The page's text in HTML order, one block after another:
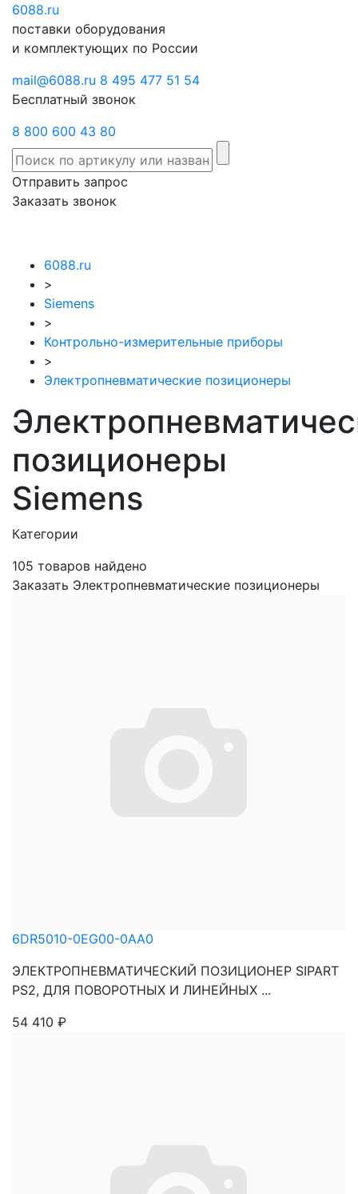
6088.ru
поставки оборудования
и комплектующих по России
mail@6088.ru 8 495 477 51 54
Бесплатный звонок
8 800 600 43 80
Отправить запрос
Заказать звонок
6088.ru
>
Siemens
>
Контрольно-измерительные приборы
>
Электропневматические позиционеры
позиционеры
Siemens
Категории
105 товаров найдено
Заказать Электропневматические позиционеры
6DR5010-0EG00-0AA0
ЭЛЕКТРОПНЕВМАТИЧЕСКИЙ ПОЗИЦИОНЕР SIPART
PS2, ДЛЯ ПОВОРОТНЫХ И ЛИНЕЙНЫХ ...
54 410 ₽
Отправить
запрос
звонок